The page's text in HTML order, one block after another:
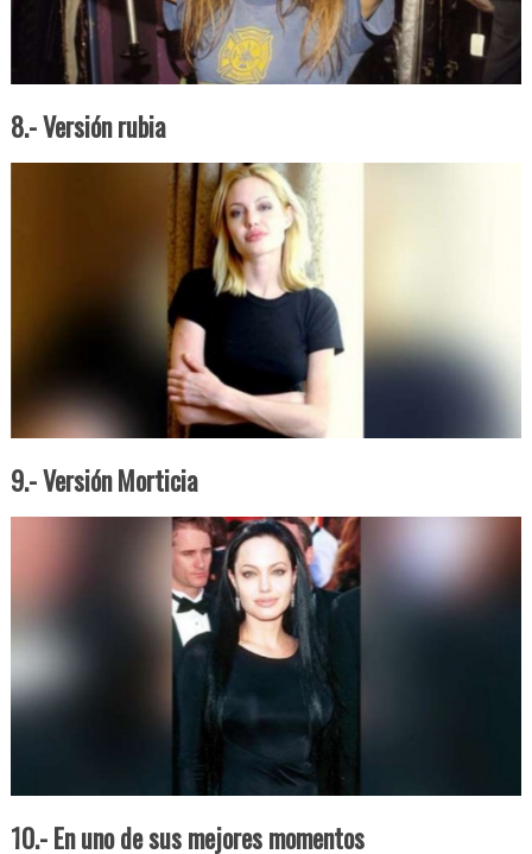
8.- Versión rubia
9.- Versión Morticia
10.- En uno de sus mejores momentos